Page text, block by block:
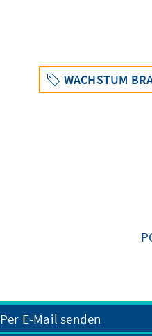
WACHSTUM
Per E-Mail senden